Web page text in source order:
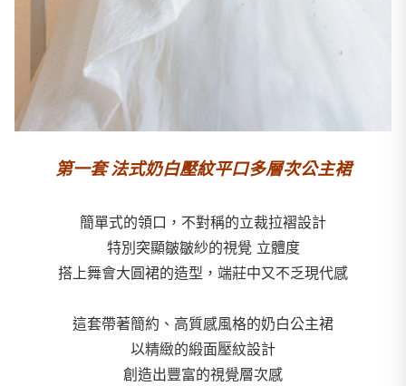
第一套 法式奶白壓紋平口多層次公主裙
簡單式的領口，不對稱的立裁拉褶設計
特別突顯皺皺紗的視覺 立體度
搭上舞會大圓裙的造型，端莊中又不乏現代感
這套帶著簡約、高質感風格的奶白公主裙
以精緻的緞面壓紋設計
創造出豐富的視覺層次感